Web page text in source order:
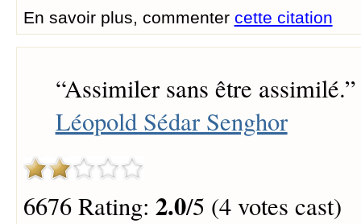
En savoir plus, commenter cette citation
“Assimiler sans être assimilé.”
Léopold Sédar Senghor
6676 Rating: 2.0/5 (4 votes cast)